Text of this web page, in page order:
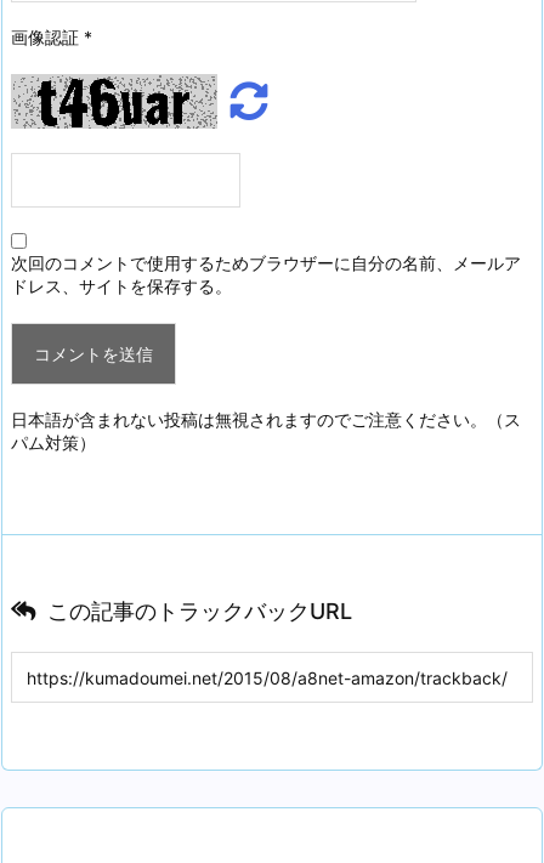
画像認証 *
次回のコメントで使用するためブラウザーに自分の名前、メールア
ドレス、サイトを保存する。
日本語が含まれない投稿は無視されますのでご注意ください。（ス
パム対策）
この記事のトラックバックURL